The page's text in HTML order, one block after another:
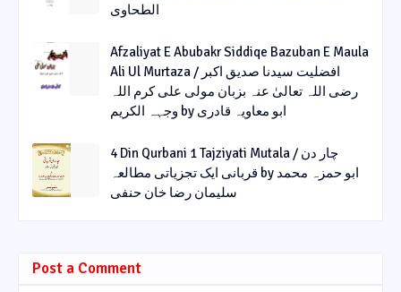
الطحاوی
Afzaliyat E Abubakr Siddiqe Bazuban E Maula
Ali Ul Murtaza / افضلیت سیدنا صدیق اکبر
رضی اللہ تعالیٰ عنہ بزبان مولی علی کرم اللہ
وجہہ الکریم by ابو معاویہ قادری
4 Din Qurbani 1 Tajziyati Mutala / چار دن
قربانی ایک تجزیاتی مطالعہ by ابو حمزہ محمد
سلیمان رضا خان حنفی
Post a Comment